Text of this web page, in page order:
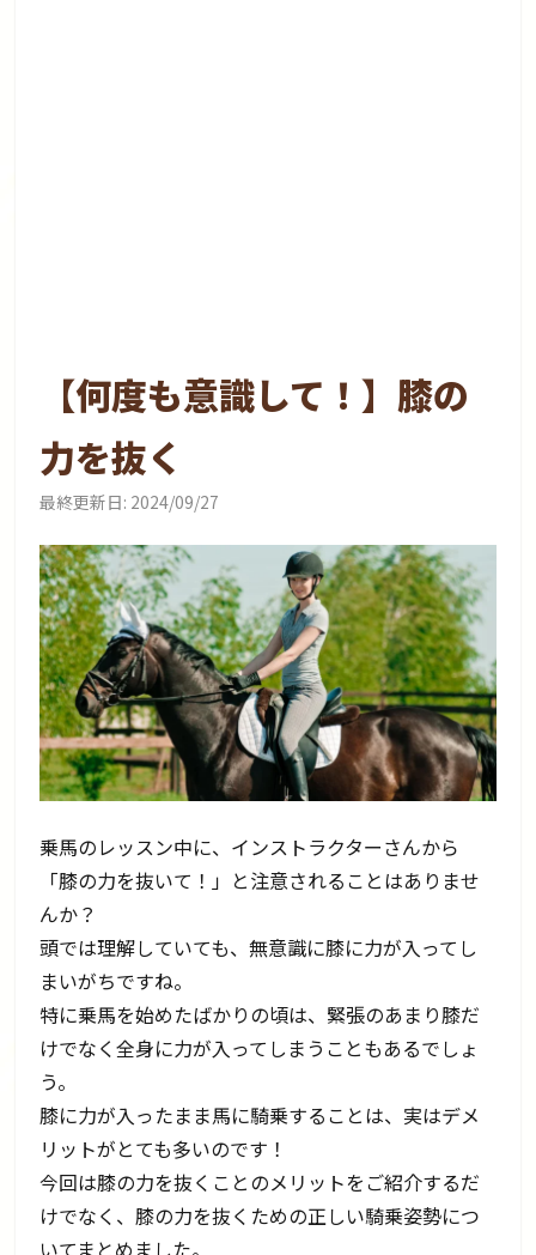
【何度も意識して！】膝の
力を抜く
最終更新日: 2024/09/27
乗馬のレッスン中に、インストラクターさんから
「膝の力を抜いて！」と注意されることはありませ
んか？
頭では理解していても、無意識に膝に力が入ってし
まいがちですね。
特に乗馬を始めたばかりの頃は、緊張のあまり膝だ
けでなく全身に力が入ってしまうこともあるでしょ
う。
膝に力が入ったまま馬に騎乗することは、実はデメ
リットがとても多いのです！
今回は膝の力を抜くことのメリットをご紹介するだ
けでなく、膝の力を抜くための正しい騎乗姿勢につ
いてまとめました。